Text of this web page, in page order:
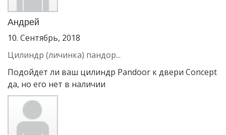
Андрей
10. Сентябрь, 2018
Цилиндр (личинка) пандор...
Подойдет ли ваш цилиндр Pandoor к двери Concept
да, но его нет в наличии